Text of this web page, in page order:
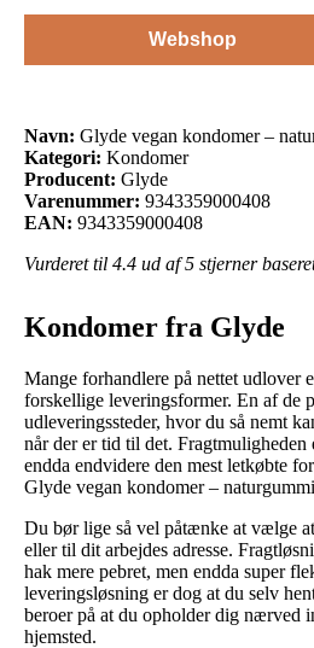
Webshop
Navn: Glyde vegan kondomer –
Kategori: Kondomer
Producent: Glyde
Varenummer: 9343359000408
EAN: 9343359000408
Vurderet til 4.4 ud af 5 stjerner
Kondomer fra Glyde
Mange forhandlere på nettet udlover
forskellige leveringsformer. En af de
udleveringssteder, hvor du så nemt
når der er tid til det.
endda endvidere den mest letkøbte
Glyde vegan kondomer –
Du bør lige så vel påtænke at vælge
eller til dit arbejdes adresse.
hak mere pebret, men endda super
leveringsløsning er dog at du selv
beroer på at du opholder dig nærved
hjemsted.